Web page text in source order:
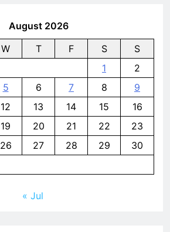
August 2026
W T F S
S
1
2
5 6 7 8
9
12 13 14 15
16
19 20 21 22
23
26 27 28 29
30
« Jul